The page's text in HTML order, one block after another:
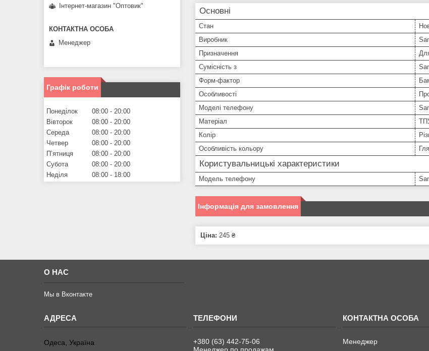
Основні
Стан
Виробник
Призначення
Сумісність з
Форм-фактор
Особливості
Моделі телефону
Матеріал
Колір
Особливість кольору
Користувальницькі характеристики
Модель телефону
Інформація для замовлення
Ціна: 245 ₴
Інтернет-магазин "Оптовик"
Менеджер
Графік роботи
Понеділок 08:00
20:00
Вівторок
08:00
20:00
Середа
08:00
20:00
Четвер
08:00
20:00
Пʼятниця
08:00
20:00
Субота
08:00
20:00
Неділя
08:00 18:00
О НАС
Мы в Вконтакте
Одеса, Україна
+380 (63) 442-75-06
Менеджер